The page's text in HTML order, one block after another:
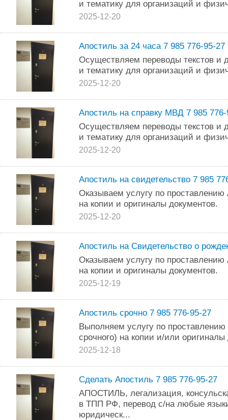
и тематику для организаций и
2025-12-20
Апостиль за 24 часа 7 985 776-95-27
Осуществляем переводы текстов и
и тематику для организаций и
2025-12-20
Апостиль на справку МВД 7 985 776-
Осуществляем переводы текстов и
и тематику для организаций и
2025-12-20
Апостиль на свидетельство 7 985
Оказываем услугу по
на копии и оригиналы документов.
2025-12-20
Апостиль на Свидетельство о
Оказываем услугу по
на копии и оригиналы документов.
2025-12-19
Апостиль срочно 7 985 776-95-27
Выполняем услугу по
срочного) на копии и/или оригиналы
2025-12-18
Сделать Апостиль 7 985 776-95-27
АПОСТИЛЬ, легализация,
в ТПП РФ, перевод с/на любые
юридическ...